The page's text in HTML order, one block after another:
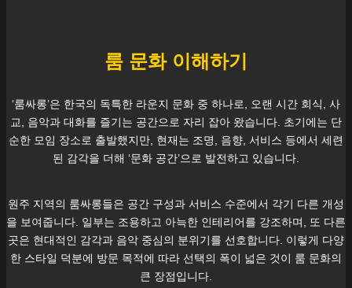
룸 문화 이해하기
‘룸싸롱’은 한국의 독특한 라운지 문화 중 하나로, 오랜 시간 회식, 사
교, 음악과 대화를 즐기는 공간으로 자리 잡아 왔습니다. 초기에는 단
순한 모임 장소로 출발했지만, 현재는 조명, 음향, 서비스 등에서 세련
된 감각을 더해 ‘문화 공간’으로 발전하고 있습니다.
원주 지역의 룸싸롱들은 공간 구성과 서비스 수준에서 각기 다른 개성
을 보여줍니다. 일부는 조용하고 아늑한 인테리어를 강조하며, 또 다른
곳은 현대적인 감각과 음악 중심의 분위기를 선호합니다. 이렇게 다양
한 스타일 덕분에 방문 목적에 따라 선택의 폭이 넓은 것이 룸 문화의
큰 장점입니다.